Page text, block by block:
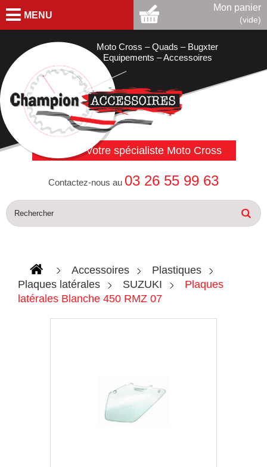
MENU
Mon panier
(vide)
Moto Cross – Quads – Bugxter
Equipements – Accessoires
Votre spécialiste Moto Cross
Contactez-nous au 03 26 55 99 63
Accessoires
Plastiques
Plaques latérales
SUZUKI
Plaques
latérales Blanche 450 RMZ 07